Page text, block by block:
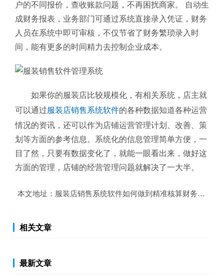
户的不同报价，查收账款问题，不再困扰商家。 自动生
成财务报表，业务部门可通过系统直接录入凭证，财务
人员在系统中即可审核，不仅节省了财务繁琐录入时
间，能有更多的时间精力去控制企业成本。
如果你的服装店比较规模化，有相关系统，店主就
可以通过服装店销售系统软件的各种数据知道各种运营
情况的资讯，还可以作为店铺运营管理计划、改善、策
划等方面的参考信息。系统化的信息管理简单方便，一
目了然，只要有数据变化了，就能一眼看出来，做好这
方面的管理，店铺的经营管理问题就解决了一大半。
本文地址： 服装店销售系统软件如何做到精准核算财务数据？
相关文章
最新文章